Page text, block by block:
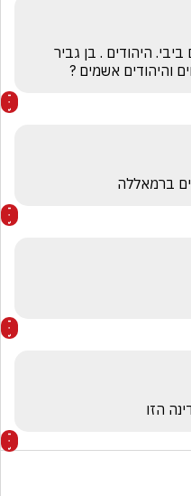
והיהודים אשמים ?
ברמאללה
הזו